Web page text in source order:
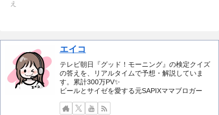
え
エイコ
テレビ朝日『グッド！モーニング』の検定クイズ
の答えを、リアルタイムで予想・解説していま
す。累計300万PV✨️
ビールとサイゼを愛する元SAPIXママブロガー